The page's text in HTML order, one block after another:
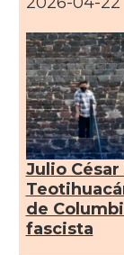
Julio
de
fascista